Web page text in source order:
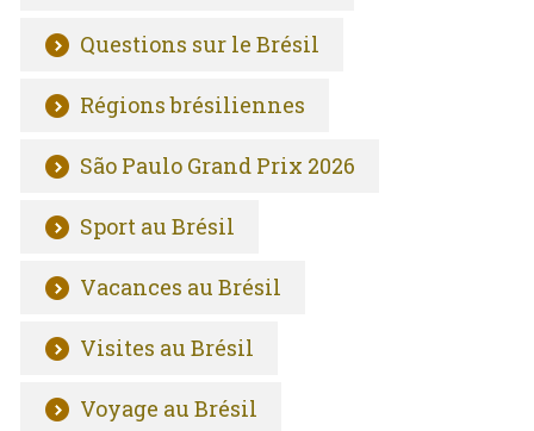
Questions sur le Brésil
Régions brésiliennes
São Paulo Grand Prix 2026
Sport au Brésil
Vacances au Brésil
Visites au Brésil
Voyage au Brésil